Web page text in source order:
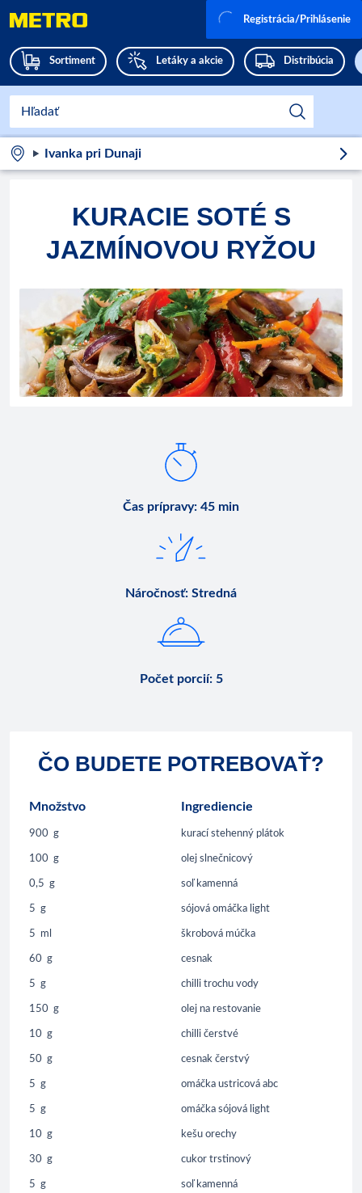
Sortiment Letáky a akcie Distribúcia
Registrácia/Prihlásenie
Ivanka pri Dunaji
KURACIE SOTÉ S
JAZMÍNOVOU RYŽOU
Čas prípravy: 45 min
Náročnosť: Stredná
Počet porcií: 5
ČO BUDETE POTREBOVAŤ?
Množstvo Ingrediencie
900 g kurací stehenný plátok
100 g olej slnečnicový
0,5 g soľ kamenná
5 g sójová omáčka light
5 ml škrobová múčka
60 g cesnak
5 g chilli trochu vody
150 g olej na restovanie
10 g chilli čerstvé
50 g cesnak čerstvý
5 g omáčka ustricová abc
5 g omáčka sójová light
10 g kešu orechy
30 g cukor trstinový
5 g soľ kamenná